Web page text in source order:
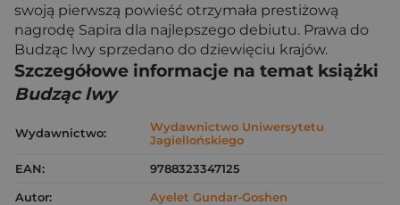
swoją pierwszą powieść otrzymała prestiżową
nagrodę Sapira dla najlepszego debiutu. Prawa do
Budząc lwy sprzedano do dziewięciu krajów.
Szczegółowe informacje na temat książki
Budząc lwy
Wydawnictwo:
Wydawnictwo Uniwersytetu
Jagiellońskiego
EAN:
9788323347125
Autor:
Ayelet Gundar-Goshen